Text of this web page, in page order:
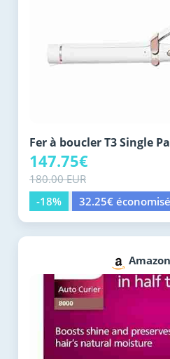
Fer à boucler T3 Single
147.75€
180.00 EUR
-18%
32.25€ économisé
Amazon